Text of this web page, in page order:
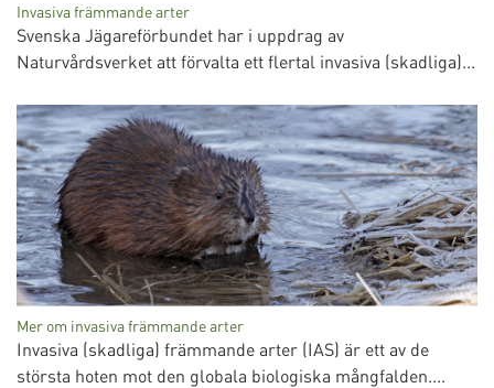
Invasiva främmande arter
Svenska Jägareförbundet har i uppdrag av
Naturvårdsverket att förvalta ett flertal invasiva (skadliga)...
Mer om invasiva främmande arter
Invasiva (skadliga) främmande arter (IAS) är ett av de
största hoten mot den globala biologiska mångfalden....